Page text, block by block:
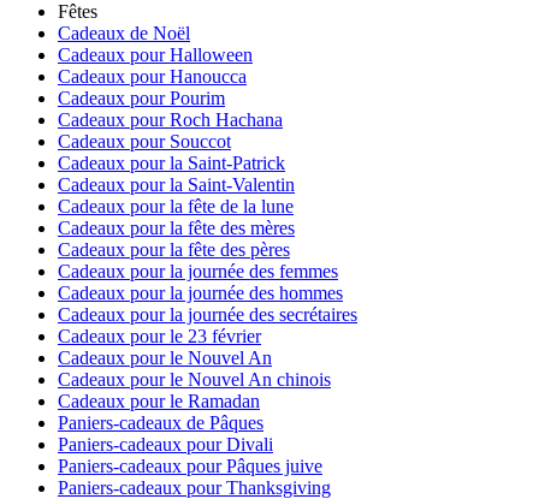
Fêtes
Cadeaux de Noël
Cadeaux pour Halloween
Cadeaux pour Hanoucca
Cadeaux pour Pourim
Cadeaux pour Roch Hachana
Cadeaux pour Souccot
Cadeaux pour la Saint-Patrick
Cadeaux pour la Saint-Valentin
Cadeaux pour la fête de la lune
Cadeaux pour la fête des mères
Cadeaux pour la fête des pères
Cadeaux pour la journée des femmes
Cadeaux pour la journée des hommes
Cadeaux pour la journée des secrétaires
Cadeaux pour le 23 février
Cadeaux pour le Nouvel An
Cadeaux pour le Nouvel An chinois
Cadeaux pour le Ramadan
Paniers-cadeaux de Pâques
Paniers-cadeaux pour Divali
Paniers-cadeaux pour Pâques juive
Paniers-cadeaux pour Thanksgiving